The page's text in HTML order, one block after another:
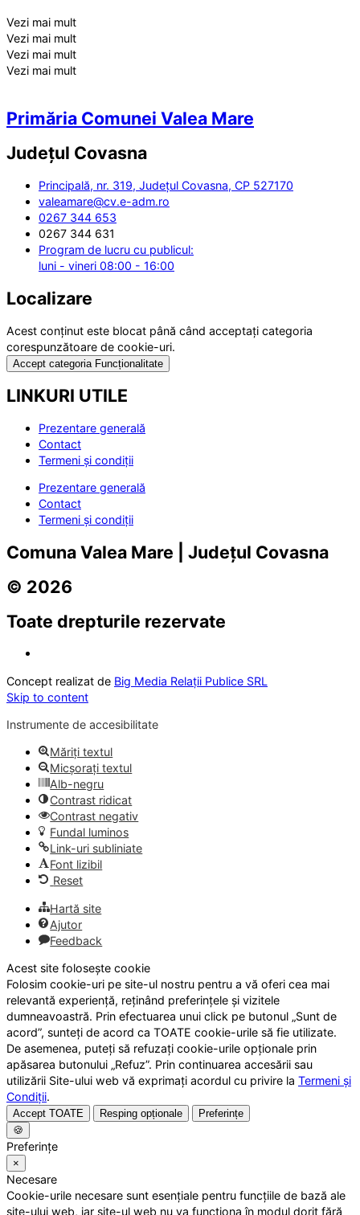
Vezi mai mult
Vezi mai mult
Vezi mai mult
Vezi mai mult
Primăria Comunei Valea Mare
Județul Covasna
Principală, nr. 319, Județul Covasna, CP 527170
valeamare@cv.e-adm.ro
0267 344 653
0267 344 631
Program de lucru cu publicul:
luni - vineri 08:00 - 16:00
Localizare
Acest conținut este blocat până când acceptați categoria
corespunzătoare de cookie-uri.
Accept categoria Funcționalitate
LINKURI UTILE
Prezentare generală
Contact
Termeni și condiții
Prezentare generală
Contact
Termeni și condiții
Comuna Valea Mare | Județul Covasna
© 2026
Toate drepturile rezervate
Concept realizat de Big Media Relații Publice SRL
Skip to content
Instrumente de accesibilitate
Măriți textul
Micșorați textul
Alb-negru
Contrast ridicat
Contrast negativ
Fundal luminos
Link-uri subliniate
Font lizibil
Reset
Hartă site
Ajutor
Feedback
Acest site folosește cookie
Folosim cookie-uri pe site-ul nostru pentru a vă oferi cea mai
relevantă experiență, reținând preferințele și vizitele
dumneavoastră. Prin efectuarea unui click pe butonul „Sunt de
acord”, sunteți de acord ca TOATE cookie-urile să fie utilizate.
De asemenea, puteți să refuzați cookie-urile opționale prin
apăsarea butonului „Refuz”. Prin continuarea accesării sau
utilizării Site-ului web vă exprimați acordul cu privire la Termeni și
Condiții.
Accept TOATE Resping opționale
Preferințe
🍪
Preferințe
×
Necesare
Cookie-urile necesare sunt esențiale pentru funcțiile de bază ale
site-ului web, iar site-ul web nu va funcționa în modul dorit fără